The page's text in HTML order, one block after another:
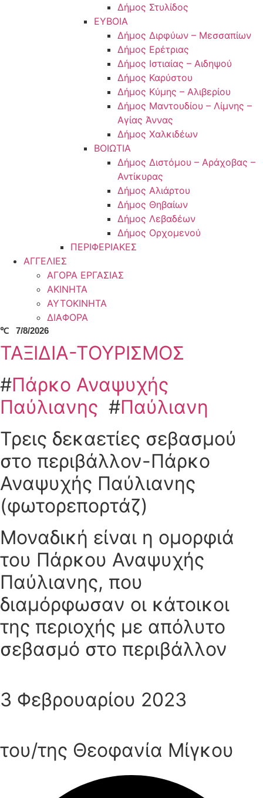
Δήμος Στυλίδος
ΕΥΒΟΙΑ
Δήμος Διρφύων – Μεσσαπίων
Δήμος Ερέτριας
Δήμος Ιστιαίας – Αιδηψού
Δήμος Καρύστου
Δήμος Κύμης – Αλιβερίου
Δήμος Μαντουδίου – Λίμνης –
Αγίας Άννας
Δήμος Χαλκιδέων
ΒΟΙΩΤΙΑ
Δήμος Διστόμου – Αράχοβας –
Αντίκυρας
Δήμος Αλιάρτου
Δήμος Θηβαίων
Δήμος Λεβαδέων
Δήμος Ορχομενού
ΠΕΡΙΦΕΡΙΑΚΕΣ
ΑΓΓΕΛΙΕΣ
ΑΓΟΡΑ ΕΡΓΑΣΙΑΣ
ΑΚΙΝΗΤΑ
ΑΥΤΟΚΙΝΗΤΑ
ΔΙΑΦΟΡΑ
℃ 7/8/2026
ΤΑΞΙΔΙΑ-ΤΟΥΡΙΣΜΟΣ
#Πάρκο Αναψυχής
Παύλιανης #Παύλιανη
Τρεις δεκαετίες σεβασμού
στο περιβάλλον-Πάρκο
Αναψυχής Παύλιανης
(φωτορεπορτάζ)
Μοναδική είναι η ομορφιά
του Πάρκου Αναψυχής
Παύλιανης, που
διαμόρφωσαν οι κάτοικοι
της περιοχής με απόλυτο
σεβασμό στο περιβάλλον
3 Φεβρουαρίου 2023
του/της Θεοφανία Μίγκου